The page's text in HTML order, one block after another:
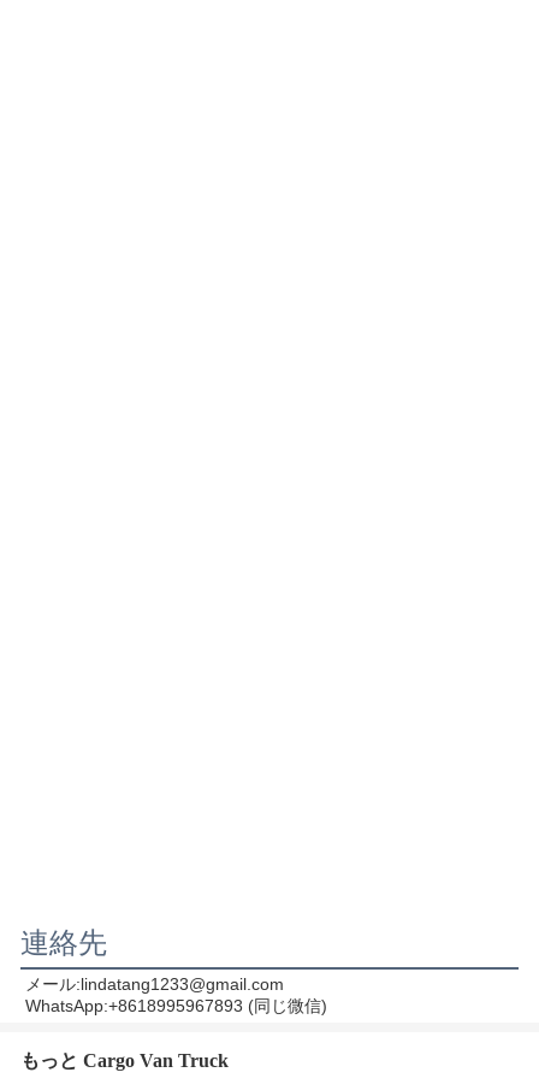
連絡先
メール:lindatang1233@gmail.com
WhatsApp:+8618995967893 (同じ微信)
もっと Cargo Van Truck